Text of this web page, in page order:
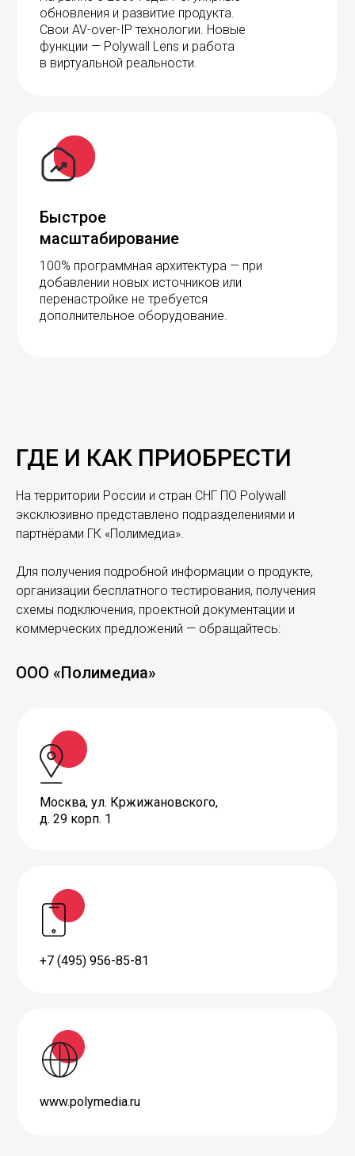
Быстрое
100% программная архитектура — при
добавлении новых источников или
перенастройке не требуется
дополнительное оборудование.
функции — Polywall Lens и работа
в виртуальной реальности.
На территории России и стран СНГ ПО Polywall
партнёрами ГК «Полимедиа».
Для получения подробной информации о продукте,
схемы подключения, проектной документации и
коммерческих предложений — обращайтесь:
ООО «Полимедиа»
Москва, ул. Кржижановского,
д. 29 корп. 1
+7 (495) 956-85-81
www.polymedia.ru